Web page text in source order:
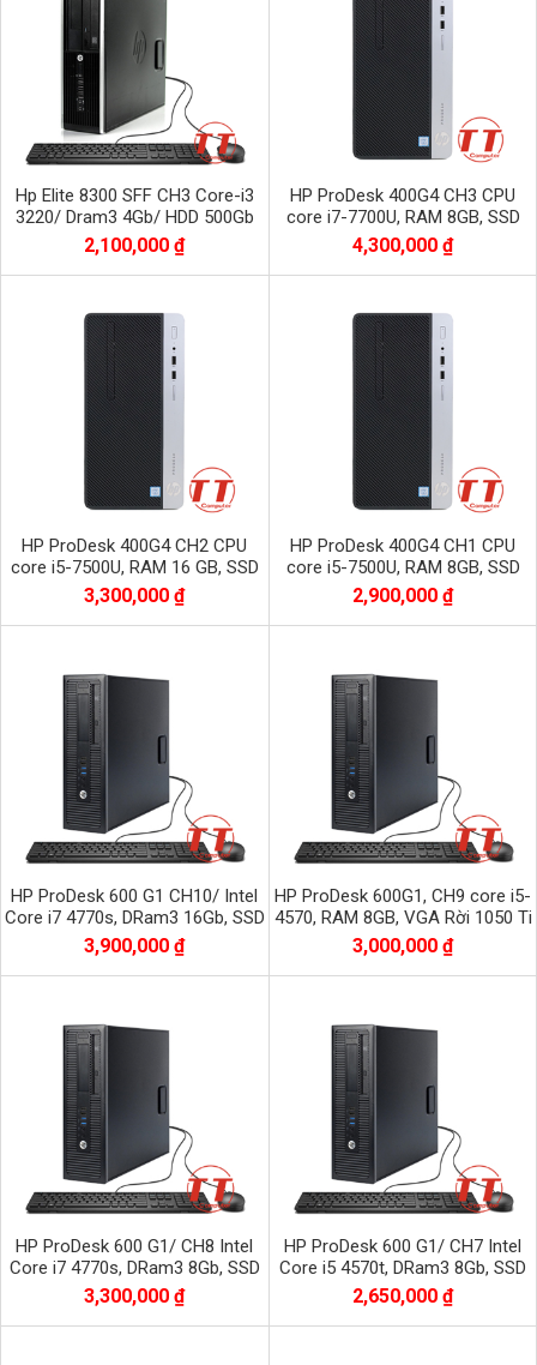
Hp Elite 8300 SFF CH3 Core-i3
3220/ Dram3 4Gb/ HDD 500Gb
2,100,000 ₫
HP ProDesk 400G4 CH3 CPU
core i7-7700U, RAM 8GB, SSD
120GB + HDD 500GB VGA 2G
4,300,000 ₫
HP ProDesk 400G4 CH2 CPU
core i5-7500U, RAM 16 GB, SSD
256 GB
3,300,000 ₫
HP ProDesk 400G4 CH1 CPU
core i5-7500U, RAM 8GB, SSD
256Gb
2,900,000 ₫
HP ProDesk 600 G1 CH10/ Intel
Core i7 4770s, DRam3 16Gb, SSD
120G + HDD 500G/ VGA Quadro
2Gb
3,900,000 ₫
HP ProDesk 600G1, CH9 core i5-
4570, RAM 8GB, VGA Rời 1050 Ti
4GB, SSD 120GB + HDD 500GB
3,000,000 ₫
HP ProDesk 600 G1/ CH8 Intel
Core i7 4770s, DRam3 8Gb, SSD
120G + HDD 500G
3,300,000 ₫
HP ProDesk 600 G1/ CH7 Intel
Core i5 4570t, DRam3 8Gb, SSD
120G + HDD 500G
2,650,000 ₫